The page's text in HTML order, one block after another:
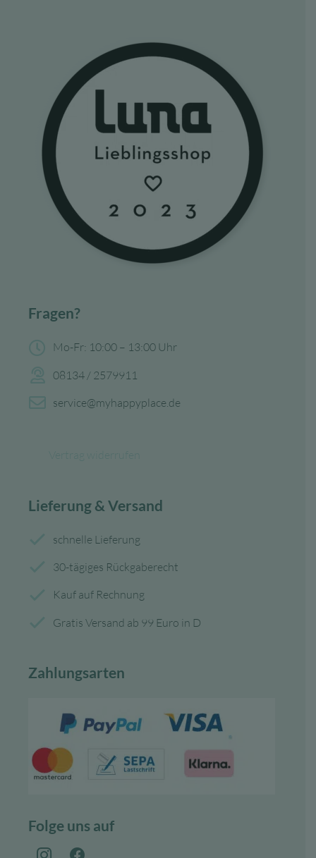
Fragen?
Mo-Fr: 10:00 – 13:00 Uhr
08134 / 2579911
service@myhappyplace.de
Lieferung & Versand
schnelle Lieferung
30-tägiges Rückgaberecht
Kauf auf Rechnung
Gratis Versand ab 99 Euro in D
Zahlungsarten
Folge uns auf